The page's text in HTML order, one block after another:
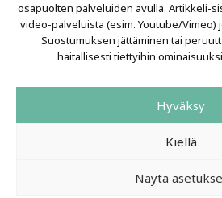
osapuolten palveluiden avulla. Artikkeli-
video-palveluista (esim. Youtube/Vimeo)
Suostumuksen jättäminen tai
haitallisesti tiettyihin
Hyväksy
Kiellä
Näytä
VIIMEISIMMÄT ARTIKKELIT
LAINIT 2025: Tarhapäivä
Urbaani Zine